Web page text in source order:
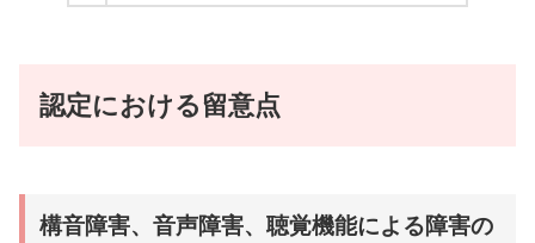
認定における留意点
構音障害、音声障害、聴覚機能による障害の